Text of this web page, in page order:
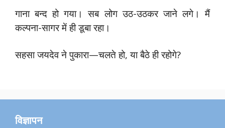
गाना बन्द हो गया। सब लोग उठ-उठकर जाने लगे। मैं
कल्पना-सागर में ही डूबा रहा।
सहसा जयदेव ने पुकारा—चलते हो, या बैठे ही रहोगे?
विज्ञापन